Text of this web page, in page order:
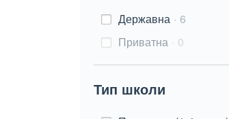
Державна
6
Приватна
0
Тип школи